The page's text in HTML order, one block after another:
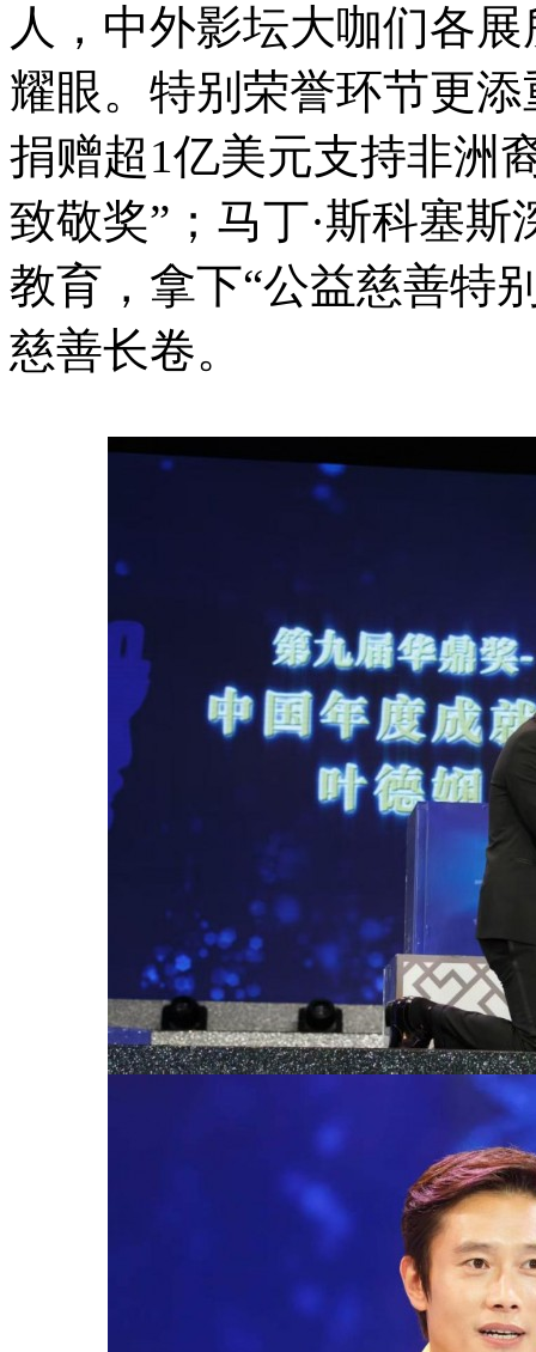
人，中外影坛大咖们各
耀眼。特别荣誉环节更
捐赠超1亿美元支持非洲
致敬奖”；马丁·斯科塞
教育，拿下“公益慈善特
慈善长卷。